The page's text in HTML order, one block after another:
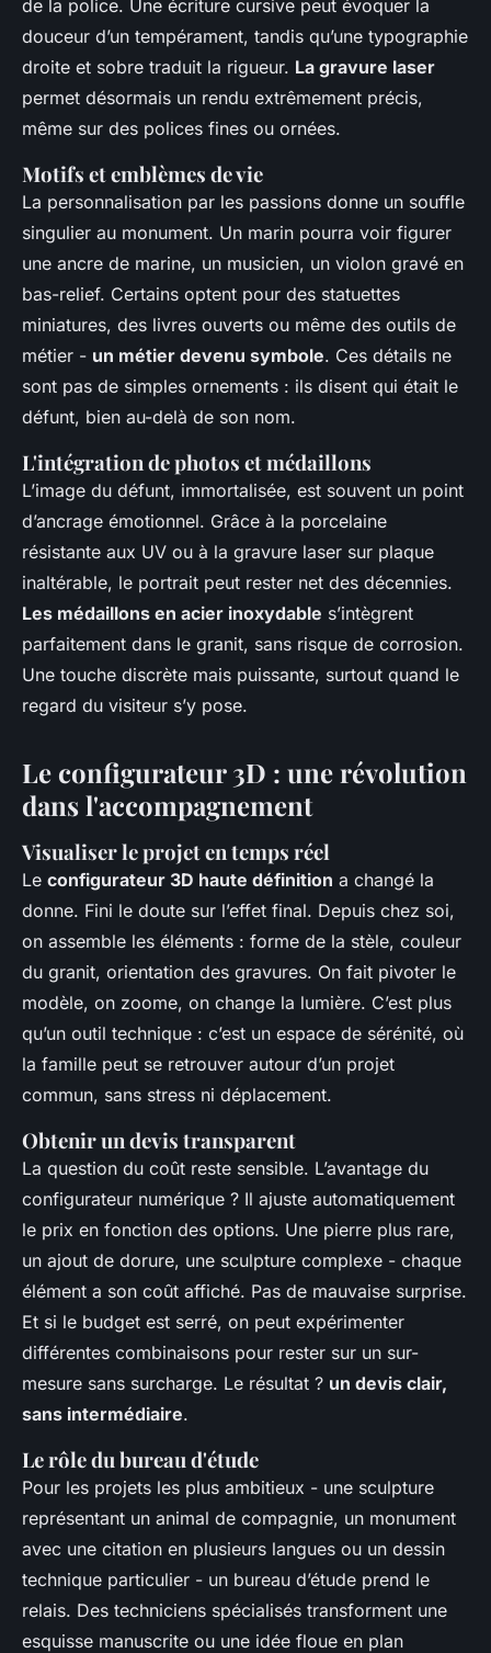
de la police. Une écriture cursive peut évoquer la
douceur d’un tempérament, tandis qu’une typographie
droite et sobre traduit la rigueur. La gravure laser
permet désormais un rendu extrêmement précis,
même sur des polices fines ou ornées.
Motifs et emblèmes de vie
La personnalisation par les passions donne un souffle
singulier au monument. Un marin pourra voir figurer
une ancre de marine, un musicien, un violon gravé en
bas-relief. Certains optent pour des statuettes
miniatures, des livres ouverts ou même des outils de
métier - un métier devenu symbole. Ces détails ne
sont pas de simples ornements : ils disent qui était le
défunt, bien au-delà de son nom.
L'intégration de photos et médaillons
L’image du défunt, immortalisée, est souvent un point
d’ancrage émotionnel. Grâce à la porcelaine
résistante aux UV ou à la gravure laser sur plaque
inaltérable, le portrait peut rester net des décennies.
Les médaillons en acier inoxydable s’intègrent
parfaitement dans le granit, sans risque de corrosion.
Une touche discrète mais puissante, surtout quand le
regard du visiteur s’y pose.
Le configurateur 3D : une révolution
dans l'accompagnement
Visualiser le projet en temps réel
Le configurateur 3D haute définition a changé la
donne. Fini le doute sur l’effet final. Depuis chez soi,
on assemble les éléments : forme de la stèle, couleur
du granit, orientation des gravures. On fait pivoter le
modèle, on zoome, on change la lumière. C’est plus
qu’un outil technique : c’est un espace de sérénité, où
la famille peut se retrouver autour d’un projet
commun, sans stress ni déplacement.
Obtenir un devis transparent
La question du coût reste sensible. L’avantage du
configurateur numérique ? Il ajuste automatiquement
le prix en fonction des options. Une pierre plus rare,
un ajout de dorure, une sculpture complexe - chaque
élément a son coût affiché. Pas de mauvaise surprise.
Et si le budget est serré, on peut expérimenter
différentes combinaisons pour rester sur un sur-
mesure sans surcharge. Le résultat ? un devis clair,
sans intermédiaire.
Le rôle du bureau d'étude
Pour les projets les plus ambitieux - une sculpture
représentant un animal de compagnie, un monument
avec une citation en plusieurs langues ou un dessin
technique particulier - un bureau d’étude prend le
relais. Des techniciens spécialisés transforment une
esquisse manuscrite ou une idée floue en plan